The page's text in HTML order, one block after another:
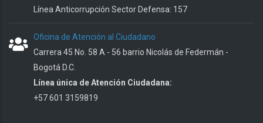
Línea Anticorrupción Sector Defensa: 157
Oficina de Atención al Ciudadano
Carrera 45 No. 58 A - 56 barrio Nicolás de Federmán -
Bogotá D.C.
Línea única de Atención Ciudadana:
+57 601 3159819